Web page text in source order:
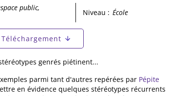
public,
Niveau : École
Téléchargement
genrés piétinent...
parmi tant d'autres repérées par Pépite
en évidence quelques stéréotypes récurrents